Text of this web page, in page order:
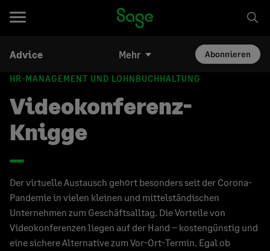
Advice Mehr Abonnieren
HR-MANAGEMENT UND LOHNBUCHHALTUNG
Videokonferenz-
Knigge
Der virtuelle Austausch gehört besonders seit der Corona-
Pandemie in vielen kleinen und mittelständischen
Unternehmen zum Geschäftsalltag. Die Vorteile von
Videokonferenzen liegen auf der Hand – kostengünstig und
eine sichere Alternative zum Vor-Ort-Termin. Egal ob